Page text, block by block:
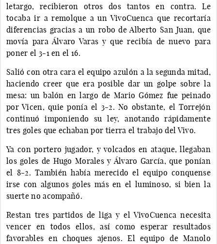
letargo, recibieron otros dos tantos en contra. Le
tocaba ir a remolque a un VivoCuenca que recortaría
diferencias gracias a un robo de Alberto San Juan, que
movía para Álvaro Varas y que recibía de nuevo para
poner el 3-1 en el 16.
Salió con otra cara el equipo azulón a la segunda mitad,
haciendo creer que era posible dar un golpe sobre la
mesa: un balón en largo de Mario Gómez fue peinado
por Vicen, quie ponía el 3-2. No obstante, el Torrejón
continuó imponiendo su ley, anotando rápidamente
tres goles que echaban por tierra el trabajo del Vivo.
Ya con portero jugador, y volcados en ataque, llegaban
los goles de Hugo Morales y Álvaro García, que ponían
el 8-2. También había merecido el equipo conquense
irse con algunos goles más en el luminoso, si bien la
suerte no acompañó.
Restan tres partidos de liga y el VivoCuenca necesita
vencer en todos ellos, así como esperar resultados
favorables en choques ajenos. El equipo de Manolo